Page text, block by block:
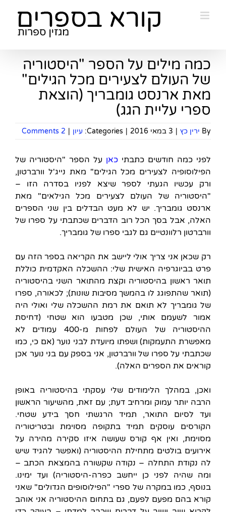
כמה מילים על הספר "היסטוריה
של העולם לצעירים מכל הגילים"
מאת ארנסט גומבריך (הוצאת
ספרי עליית הגג)
By ירין כץ | 3 במאי 2016 |
Categories: עיון |
2 Comments
לפני כמה חודשים כתבתי כאן על הספר "היסטוריה של
הפילוסופיה לצעירים מכל הגילים" מאת נייג'ל וורברטון,
ורק עכשיו הגעתי לספר שיצא לפניו בסדרה הזו –
"היסטוריה של העולם לצעירים מכל הגילאים" מאת
ארנסט גומבריך. יש לא מעט הבדלים בין שני הספרים
האלה, אבל בסך הכל רוב הדברים שכתבתי על ספרו של
וורברטון רלוונטיים גם לגבי ספרו של גומבריך.
רק שכאן אני צריך אולי ליישב את הקריאה בספר הזה עם
פרט בביוגרפיה האישית שלי: ההשכלה האקדמית כוללת
תואר ראשון בהיסטוריה וקצת מהתואר השני בהיסטוריה
(תואר שהתפוגג לו בהמשך מסיבות שונות); לכאורה, ספרו
של גומבריך לא תואם את רמת ההשכלה שלי ואולי היה
אמור לשעמם אותי, שכן מטבעו הוא שטחי (דחיסת
ההיסטוריה של העולם לפחות מ-400 עמודים לא
מאפשרת התעמקות) ושפתו מיועדת לבני נוער (אם כי, כמו
שכתבתי על ספרו של וורברטון, אני בספק עם בני נוער אכן
קוראים את הספרים האלה).
ואכן, במהלך הלימודים שלי עסקתי בהיסטוריה באופן
הרבה יותר עמוק ומרחיב דעת; עם זאת, מהשיעור הראשון
ועד לסיום התואר, תמיד הרגשתי חסך בידע שטחי.
הקורסים עוסקים תמיד בתקופה מסוימת ובטריטוריה
מסוימת, ואין אף קורס שעושה איזו סקירה מהירה על
אירועים בולטים מתחילת ההיסטוריה (ואפשר להגיד שיש
לה נקודת התחלה – נקודה שקשורה בהמצאת הכתב –
ומה שהיה לפני כן ייחשב כפרה-היסטוריה) ועד ימינו.
בנוסף, כמו במקרה של ספרי "הפילוסופים הגדולים" שאני
קורא בהם מפעם לפעם, גם בתחום ההיסטוריה אני אוהב